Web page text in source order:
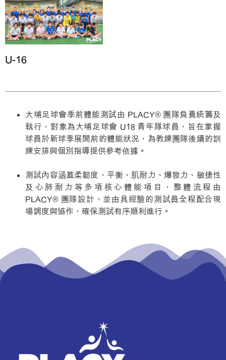
U-16
大埔足球會季前體能測試由 PLACY® 團隊負責統籌及
執行，對象為大埔足球會 U18 青年隊球員，旨在掌握
球員於新球季展開前的體能狀況，為教練團隊後續的訓
練安排與個別指導提供參考依據。
測試內容涵蓋柔韌度、平衡、肌耐力、爆發力、敏捷性
及心肺耐力等多項核心體能項目，整體流程由
PLACY® 團隊設計，並由具經驗的測試員全程配合現
場調度與協作，確保測試有序順利進行。